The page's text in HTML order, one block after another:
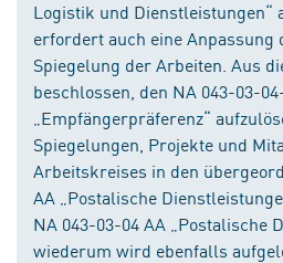
Logistik und Dienstleistungen“
erfordert auch eine Anpassung
Spiegelung der Arbeiten. Aus
beschlossen, den NA 043-03-
„Empfängerpräferenz“
Spiegelungen, Projekte und
Arbeitskreises in den
AA „Postalische
NA 043-03-04 AA „Postalische
wiederum wird ebenfalls